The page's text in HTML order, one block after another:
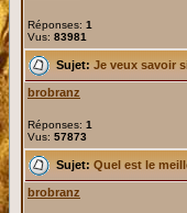
Réponses: 1
Vus: 83981
Sujet:Je veux savoir
brobranz
Réponses: 1
Vus: 57873
Sujet:Quel est le
brobranz